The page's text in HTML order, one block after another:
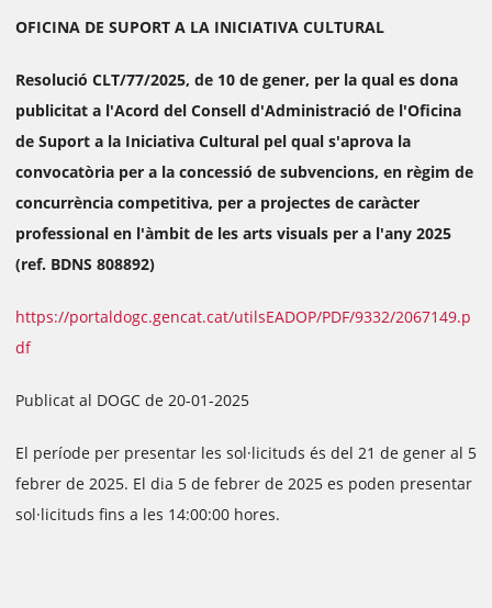
OFICINA DE SUPORT A LA INICIATIVA CULTURAL
Resolució CLT/77/2025, de 10 de gener, per la qual es dona
publicitat a l'Acord del Consell d'Administració de l'Oficina
de Suport a la Iniciativa Cultural pel qual s'aprova la
convocatòria per a la concessió de subvencions, en règim de
concurrència competitiva, per a projectes de caràcter
professional en l'àmbit de les arts visuals per a l'any 2025
(ref. BDNS 808892)
https://portaldogc.gencat.cat/utilsEADOP/PDF/9332/2067149.p
df
Publicat al DOGC de 20-01-2025
El període per presentar les sol·licituds és del 21 de gener al 5
febrer de 2025. El dia 5 de febrer de 2025 es poden presentar
sol·licituds fins a les 14:00:00 hores.